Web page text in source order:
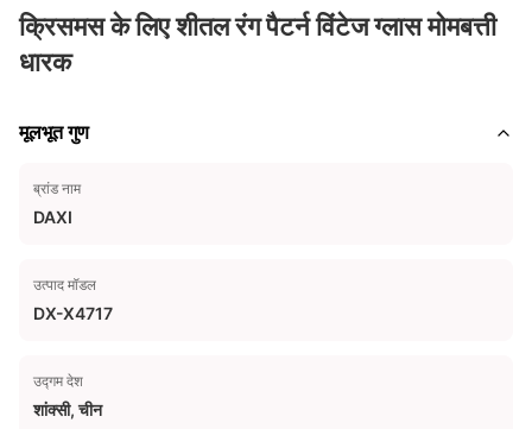
क्रिसमस के लिए शीतल रंग पैटर्न विंटेज ग्लास मोमबत्ती
धारक
मूलभूत गुण
ब्रांड नाम
DAXI
उत्पाद मॉडल
DX-X4717
उद्गम देश
शांक्सी, चीन